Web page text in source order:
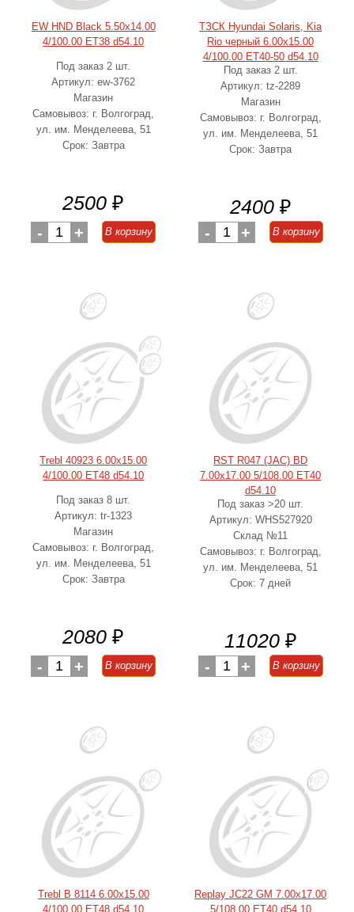
EW HND Black 5.50x14.00
4/100.00 ET38 d54.10
Под заказ 2 шт.
Артикул: ew-3762
Магазин
Самовывоз: г. Волгоград,
ул. им. Менделеева, 51
Срок: Завтра
2500 ₽
- 1 + В корзину
ТЗСК Hyundai Solaris, Kia
Rio черный 6.00x15.00
4/100.00 ET40-50 d54.10
Под заказ 2 шт.
Артикул: tz-2289
Магазин
Самовывоз: г. Волгоград,
ул. им. Менделеева, 51
Срок: Завтра
2400 ₽
- 1 + В корзину
Trebl 40923 6.00x15.00
4/100.00 ET48 d54.10
Под заказ 8 шт.
Артикул: tr-1323
Магазин
Самовывоз: г. Волгоград,
ул. им. Менделеева, 51
Срок: Завтра
2080 ₽
- 1 + В корзину
RST R047 (JAC) BD
7.00x17.00 5/108.00 ET40
d54.10
Под заказ >20 шт.
Артикул: WHS527920
Склад №11
Самовывоз: г. Волгоград,
ул. им. Менделеева, 51
Срок: 7 дней
11020 ₽
- 1 + В корзину
Trebl B 8114 6.00x15.00
4/100.00 ET48 d54.10
Replay JC22 GM 7.00x17.00
5/108.00 ET40 d54.10